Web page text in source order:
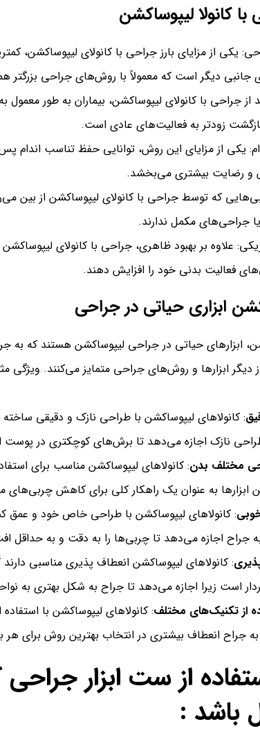
کانولا لیپوساکشن
یکی از مزایای بارز جراحی با کانولای
جانبی دیگر است که معمولاً با روش‌های جراحی بزرگتر
از جراحی با کانولای لیپوساکشن، بیماران به طور
زودتر به فعالیت‌های عادی است.
یکی از مزایای این روش، توانایی حفظ تناسب
و رضایت بیشتری می‌بخشد.
که توسط جراحی با کانولای لیپوساکشن از بین
جراحی‌های مکمل ندارند.
علاوه بر بهبود ظاهری، جراحی با کانولای
فعالیت بدنی خود را افزایش دهند.
ابزاری حیاتی در جراحی
ابزارهای حیاتی در جراحی لیپوساکشن هستند که
دیگر ابزارها و روش‌های جراحی متمایز می‌کنند. ویژگی
: کانولاهای لیپوساکشن با طراحی نازک و دقیقی
نازک اجازه می‌دهد تا برش‌های کوچکتری در
مختلف بدن: کانولاهای لیپوساکشن مناسب برای
به عنوان یک راهکار کلی برای کاهش چربی‌های
: کانولاهای لیپوساکشن با طراحی خاص خود و عمق
به جراح اجازه می‌دهد تا چربی‌ها را به دقت و به
: کانولاهای لیپوساکشن انعطاف پذیری مناسبی
است زیرا اجازه می‌دهد تا جراح به شکل بهتری به
از تکنیک‌های مختلف: کانولاهای لیپوساکشن با
جراح انعطاف بیشتری در انتخاب بهترین روش برای هر
از ست ابزار
باشد :